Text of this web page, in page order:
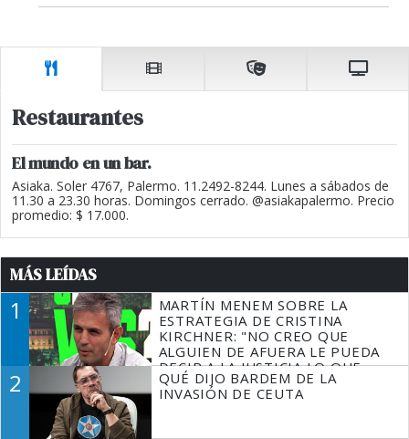
Restaurantes
El mundo en un bar.
Asiaka. Soler 4767, Palermo. 11.2492-8244. Lunes a sábados de
11.30 a 23.30 horas. Domingos cerrado. @asiakapalermo. Precio
promedio: $ 17.000.
MÁS LEÍDAS
1
MARTÍN MENEM SOBRE LA
ESTRATEGIA DE CRISTINA
KIRCHNER: "NO CREO QUE
ALGUIEN DE AFUERA LE PUEDA
DECIR A LA JUSTICIA LO QUE
TIENE QUE HACER"
2
QUÉ DIJO BARDEM DE LA
INVASIÓN DE CEUTA